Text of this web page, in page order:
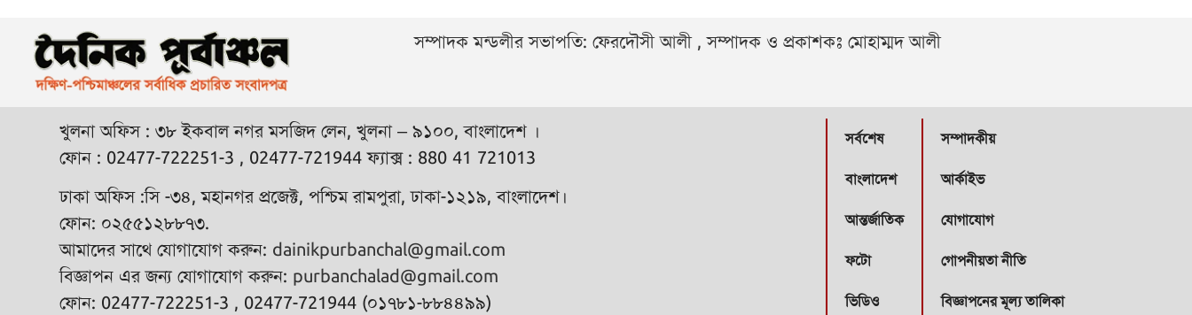
সম্পাদক মন্ডলীর সভাপতি: ফেরদৌসী আলী , সম্পাদক ও প্রকাশকঃ মোহাম্মদ আলী
খুলনা অফিস : ৩৮ ইকবাল নগর মসজিদ লেন, খুলনা – ৯১০০, বাংলাদেশ ।
ফোন : 02477-722251-3 , 02477-721944 ফ্যাক্স : 880 41 721013
ঢাকা অফিস :সি -৩৪, মহানগর প্রজেক্ট, পশ্চিম রামপুরা, ঢাকা-১২১৯, বাংলাদেশ।
ফোন: ০২৫৫১২৮৮৭৩.
আমাদের সাথে যোগাযোগ করুন: dainikpurbanchal@gmail.com
বিজ্ঞাপন এর জন্য যোগাযোগ করুন: purbanchalad@gmail.com
ফোন: 02477-722251-3 , 02477-721944 (০১৭৮১-৮৮৪৪৯৯)
সর্বশেষ
বাংলাদেশ
আন্তর্জাতিক
ফটো
ভিডিও
সম্পাদকীয়
আর্কাইভ
যোগাযোগ
গোপনীয়তা নীতি
বিজ্ঞাপনের মূল্য তালিকা